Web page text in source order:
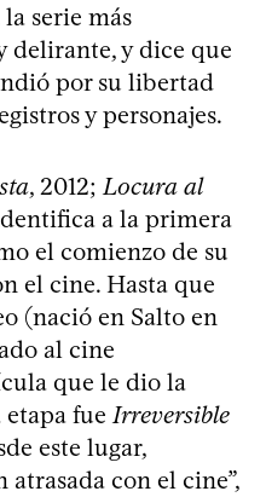
serie más
delirante, y dice que
por su libertad
y personajes.
, 2012;Locura al
a la primera
el comienzo de su
el cine. Hasta que
(nació en Salto en
al cine
que le dio la
etapa fueIrreversible
este lugar,
atrasada con el cine”,